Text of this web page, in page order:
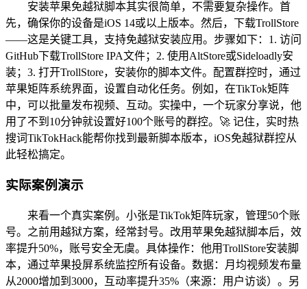
安装苹果免越狱脚本其实很简单，不需要复杂操作。首
先，确保你的设备是iOS 14或以上版本。然后，下载TrollStore
——这是关键工具，支持免越狱安装应用。步骤如下：1. 访问
GitHub下载TrollStore IPA文件；2. 使用AltStore或Sideloadly安
装；3. 打开TrollStore，安装你的脚本文件。配置群控时，通过
苹果矩阵系统界面，设置自动化任务。例如，在TikTok矩阵
中，可以批量发布视频、互动。实操中，一个玩家分享说，他
用了不到10分钟就设置好100个账号的群控。🚀 记住，实时热
搜词TikTokHack能帮你找到最新脚本版本，iOS免越狱群控从
此轻松搞定。
实际案例演示
来看一个真实案例。小张是TikTok矩阵玩家，管理50个账
号。之前用越狱方案，经常封号。改用苹果免越狱脚本后，效
率提升50%，账号安全无虞。具体操作：他用TrollStore安装脚
本，通过苹果投屏系统监控所有设备。数据：月均视频发布量
从2000增加到3000，互动率提升35%（来源：用户访谈）。另